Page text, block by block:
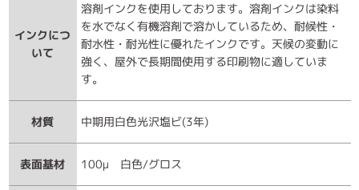
インクにつ
いて
溶剤インクを使用しております。溶剤インクは染料
を水でなく有機溶剤で溶かしているため、耐候性・
耐水性・耐光性に優れたインクです。天候の変動に
強く、屋外で長期間使用する印刷物に適していま
す。
材質 中期用白色光沢塩ビ(3年)
表面基材 100μ 白色/グロス